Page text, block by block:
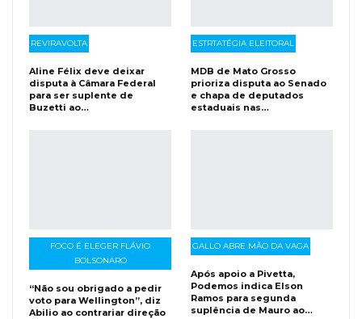
REVIRAVOLTA
Aline Félix deve deixar
disputa à Câmara Federal
para ser suplente de
Buzetti ao…
ESTRTATÉGIA ELEITORAL
MDB de Mato Grosso
prioriza disputa ao Senado
e chapa de deputados
estaduais nas…
FOCO É ELEGER FLÁVIO
BOLSONARO
“Não sou obrigado a pedir
voto para Wellington”, diz
Abilio ao contrariar direção
GALLO ABRE MÃO DA VAGA
Após apoio a Pivetta,
Podemos indica Elson
Ramos para segunda
suplência de Mauro ao…